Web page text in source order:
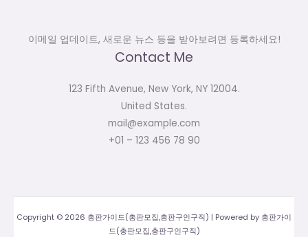
이메일 업데이트, 새로운 뉴스 등을 받아보려면 등록하세요!
Contact Me
123 Fifth Avenue, New York, NY 12004.
United States.
mail@example.com
+01 – 123 456 78 90
Copyright © 2026 총판가이드(총판모집,총판구인구직) | Powered by 총판가이
드(총판모집,총판구인구직)